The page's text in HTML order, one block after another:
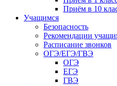
Приём в 10
Учащимся
Безопасность
Рекомендации
Расписание звонков
ОГЭ/ЕГЭ/ГВЭ
ОГЭ
ЕГЭ
ГВЭ